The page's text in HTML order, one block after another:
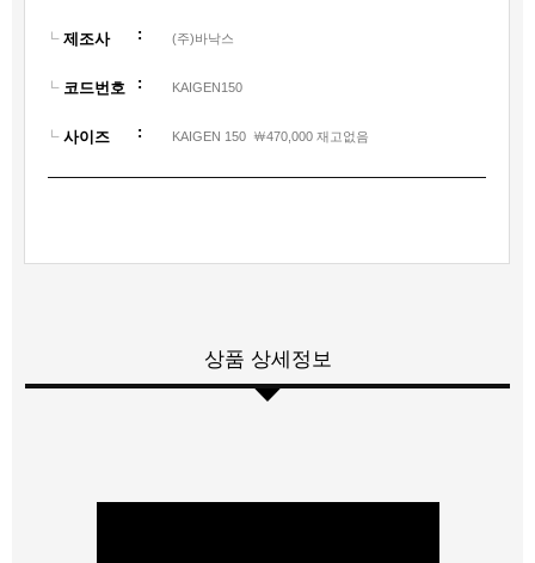
제조사 : (주)바낙스
코드번호 : KAIGEN150
사이즈 : KAIGEN 150 ￦470,000 재고없음
상품 상세정보